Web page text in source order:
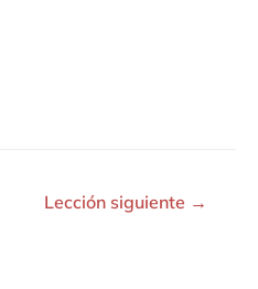
Lección siguiente →